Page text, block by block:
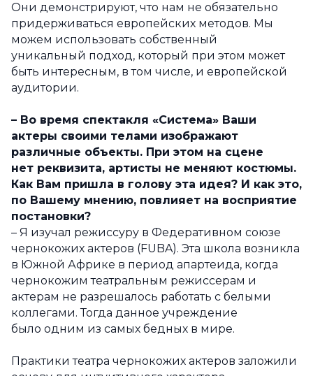
Они демонстрируют, что нам не обязательно
придерживаться европейских методов. Мы
можем использовать собственный
уникальный подход, который при этом может
быть интересным, в том числе, и европейской
аудитории.
– Во время спектакля «Система» Ваши
актеры своими телами изображают
различные объекты. При этом на сцене
нет реквизита, артисты не меняют костюмы.
Как Вам пришла в голову эта идея? И как это,
по Вашему мнению, повлияет на восприятие
постановки?
– Я изучал режиссуру в Федеративном союзе
чернокожих актеров (FUBA). Эта школа возникла
в Южной Африке в период апартеида, когда
чернокожим театральным режиссерам и
актерам не разрешалось работать с белыми
коллегами. Тогда данное учреждение
было одним из самых бедных в мире.
Практики театра чернокожих актеров заложили